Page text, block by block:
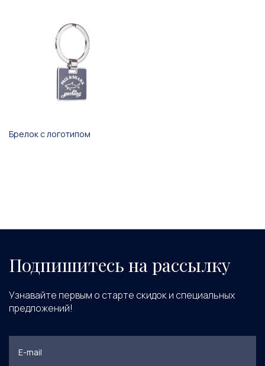
Брелок с логотипом
Подпишитесь на рассылку
Узнавайте первым о старте скидок и специальных
предложений!